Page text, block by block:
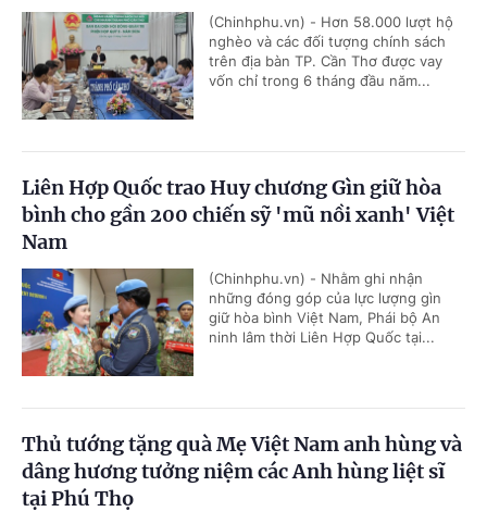
(Chinhphu.vn) - Hơn 58.000 lượt hộ
nghèo và các đối tượng chính sách
trên địa bàn TP. Cần Thơ được vay
vốn chỉ trong 6 tháng đầu năm...
Liên Hợp Quốc trao Huy chương Gìn giữ hòa
bình cho gần 200 chiến sỹ 'mũ nồi xanh' Việt
Nam
(Chinhphu.vn) - Nhằm ghi nhận
những đóng góp của lực lượng gìn
giữ hòa bình Việt Nam, Phái bộ An
ninh lâm thời Liên Hợp Quốc tại...
Thủ tướng tặng quà Mẹ Việt Nam anh hùng và
dâng hương tưởng niệm các Anh hùng liệt sĩ
tại Phú Thọ